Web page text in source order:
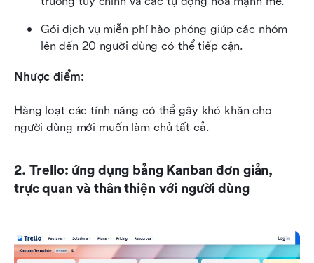
Gói dịch vụ miễn phí hào phóng giúp các nhóm
lên đến 20 người dùng có thể tiếp cận.
Nhược điểm:
Hàng loạt các tính năng có thể gây khó khăn cho
người dùng mới muốn làm chủ tất cả.
2. Trello: ứng dụng bảng Kanban đơn giản,
trực quan và thân thiện với người dùng